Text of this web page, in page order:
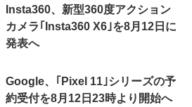
Insta360、新型360度アクション
カメラ｢Insta360 X6｣を8月12日に
発表へ
Google、｢Pixel 11｣シリーズの予
約受付を8月12日23時より開始へ